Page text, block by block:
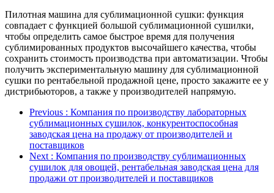
Пилотная машина для сублимационной сушки: функция
совпадает с функцией большой сублимационной сушилки,
чтобы определить самое быстрое время для получения
сублимированных продуктов высочайшего качества, чтобы
сохранить стоимость производства при автоматизации. Чтобы
получить экспериментальную машину для сублимационной
сушки по рентабельной продажной цене, просто закажите ее у
дистрибьюторов, а также у производителей напрямую.
Previous : Компания по производству лабораторных
сублимационных сушилок, конкурентоспособная
заводская цена на продажу от производителей и
поставщиков
Next : Компания по производству сублимационных
сушилок для овощей, рентабельная заводская цена для
продажи от производителей и поставщиков